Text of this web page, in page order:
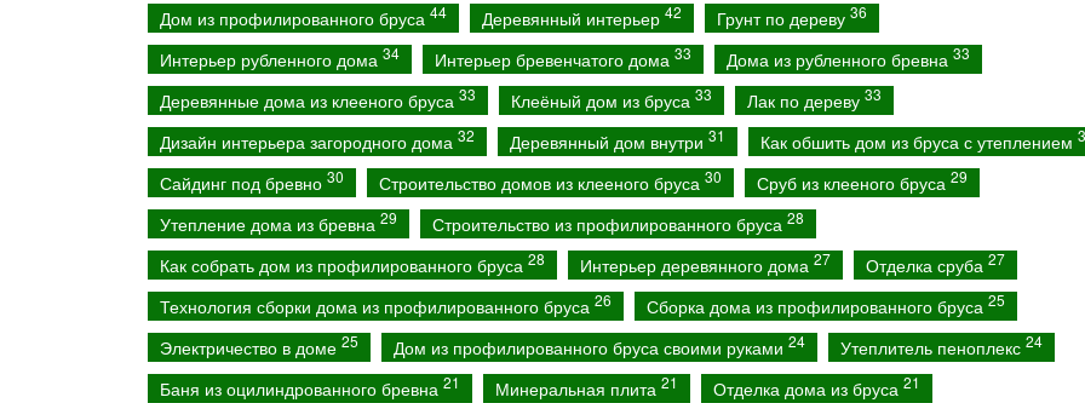
Дом из профилированного бруса 44 Деревянный интерьер 42 Грунт по дереву 36
Интерьер рубленного дома 34 Интерьер бревенчатого дома 33 Дома из рубленного бревна 33
Деревянные дома из клееного бруса 33 Клеёный дом из бруса 33 Лак по дереву 33
Дизайн интерьера загородного дома 32 Деревянный дом внутри 31 Как обшить дом из бруса с утеплением
Сайдинг под бревно 30 Строительство домов из клееного бруса 30 Сруб из клееного бруса 29
Утепление дома из бревна 29 Строительство из профилированного бруса 28
Как собрать дом из профилированного бруса 28 Интерьер деревянного дома 27 Отделка сруба 27
Технология сборки дома из профилированного бруса 26 Сборка дома из профилированного бруса 25
Электричество в доме 25 Дом из профилированного бруса своими руками 24 Утеплитель пеноплекс 24
Баня из оцилиндрованного бревна 21 Минеральная плита 21 Отделка дома из бруса 21